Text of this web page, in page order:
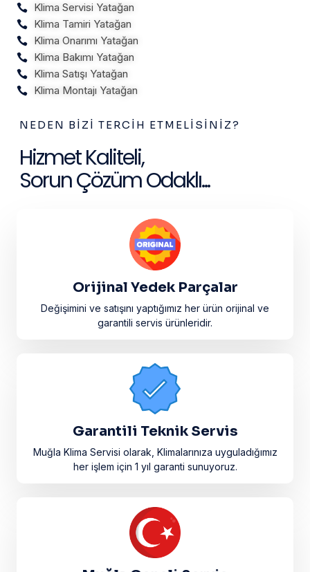
Klima Servisi Yatağan
Klima Tamiri Yatağan
Klima Onarımı Yatağan
Klima Bakımı Yatağan
Klima Satışı Yatağan
Klima Montajı Yatağan
NEDEN BIZI TERCIH ETMELISINIZ?
Hizmet Kaliteli,
Sorun Çözüm Odaklı...
Orijinal Yedek Parçalar
Değişimini ve satışını yaptığımız her ürün orijinal ve
garantili servis ürünleridir.​
Garantili Teknik Servis
Muğla Klima Servisi olarak, Klimalarınıza uyguladığımız
her işlem için 1 yıl garanti sunuyoruz.